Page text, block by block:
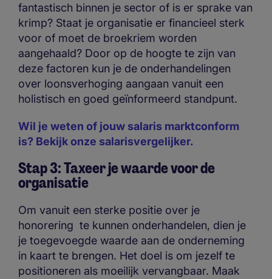
fantastisch binnen je sector of is er sprake van
krimp? Staat je organisatie er financieel sterk
voor of moet de broekriem worden
aangehaald? Door op de hoogte te zijn van
deze factoren kun je de onderhandelingen
over loonsverhoging aangaan vanuit een
holistisch en goed geïnformeerd standpunt.
Wil je weten of jouw salaris marktconform
is? Bekijk onze salarisvergelijker.
Stap 3: Taxeer je waarde voor de
organisatie
Om vanuit een sterke positie over je
honorering te kunnen onderhandelen, dien je
je toegevoegde waarde aan de onderneming
in kaart te brengen. Het doel is om jezelf te
positioneren als moeilijk vervangbaar. Maak